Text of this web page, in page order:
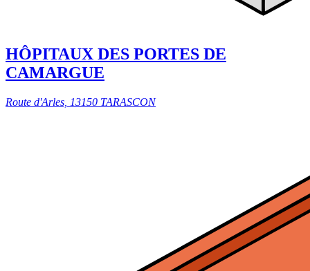
HÔPITAUX DES PORTES DE
CAMARGUE
Route d'Arles, 13150 TARASCON